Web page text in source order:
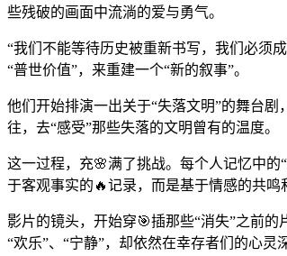
些残破的画面中流淌的爱与勇气。
“我们不能等待历史被重新书写，我们必须
“普世价值”，来重建一个“新的叙事”。
他们开始排演一出关于“失落文明”的舞台
往，去“感受”那些失落的文明曾有的温度。
这一过程，充🌸满了挑战。每个人记忆中的
于客观事实的🔥记录，而是基于情感的共鸣
影片的镜头，开始穿🎯插那些“消失”之前
“欢乐”、“宁静”，却依然在幸存者们的心灵